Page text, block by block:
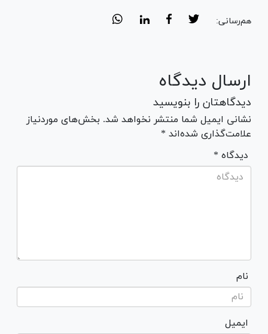
هم‌رسانی:
ارسال دیدگاه
دیدگاهتان را بنویسید
نشانی ایمیل شما منتشر نخواهد شد. بخش‌های موردنیاز
علامت‌گذاری شده‌اند *
* دیدگاه
نام
ایمیل